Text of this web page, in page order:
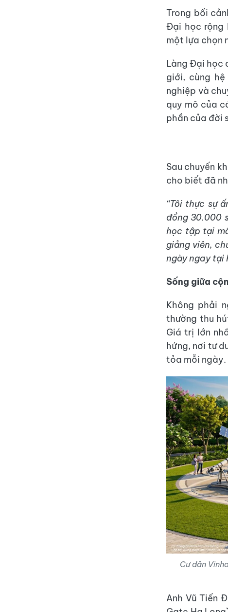
Trong bối
Đại học rộng
một lựa chọn
Làng Đại học
giới, cùng
nghiệp và
quy mô của
phần của đời
Sau chuyến
cho biết đã
“Tôi thực sự
đồng 30.000
học tập tại
giảng viên,
ngày ngay tại
Sống giữa
Không phải
thường thu
Giá trị lớn
hứng, nơi tư
tỏa mỗi ngày.
Cư dân
Anh Vũ Tiến